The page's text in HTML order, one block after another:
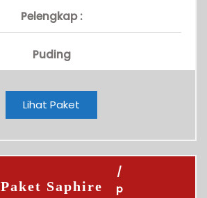
Pelengkap :
Puding
Lihat Paket
Paket Saphire
/
p